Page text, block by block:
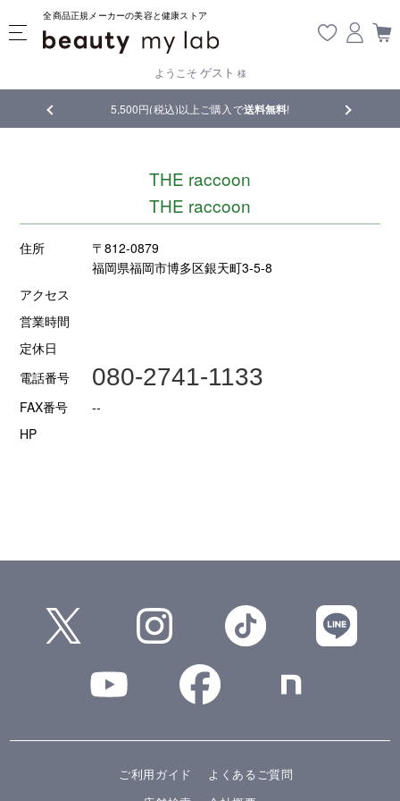
全商品正規メーカーの美容と健康ストア
ようこそ ゲスト 様
5,500円(税込)以上ご購入で送料無料! 【重要】
THE raccoon
THE raccoon
住所
〒812-0879
福岡県福岡市博多区銀天町3-5-8
アクセス
営業時間
定休日
電話番号
080-2741-1133
FAX番号
--
HP
ご利用ガイド
よくあるご質問